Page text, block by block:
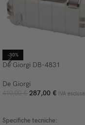
-30%
De Giorgi DB-4831
De Giorgi
410,00€ 287,00 € IVA esclusa
Specifiche tecniche: